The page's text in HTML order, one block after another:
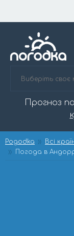
Прогноз
Pogodka Всі
Погода в